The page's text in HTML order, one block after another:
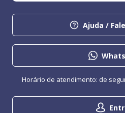
Ajuda /
Horário de atendimento: de